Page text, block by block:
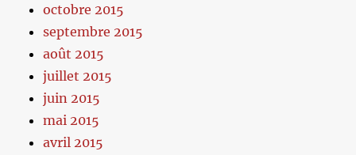
octobre 2015
septembre 2015
août 2015
juillet 2015
juin 2015
mai 2015
avril 2015